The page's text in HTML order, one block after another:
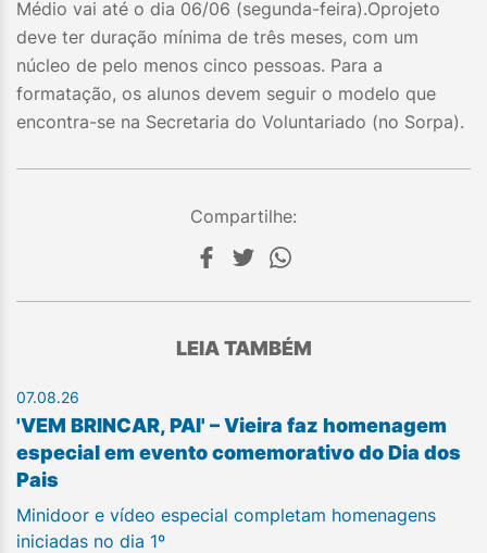
Médio vai até o dia 06/06 (segunda-feira).Oprojeto
deve ter duração mínima de três meses, com um
núcleo de pelo menos cinco pessoas. Para a
formatação, os alunos devem seguir o modelo que
encontra-se na Secretaria do Voluntariado (no Sorpa).
Compartilhe:
LEIA TAMBÉM
07.08.26
'VEM BRINCAR, PAI' – Vieira faz homenagem
especial em evento comemorativo do Dia dos
Pais
Minidoor e vídeo especial completam homenagens
iniciadas no dia 1º